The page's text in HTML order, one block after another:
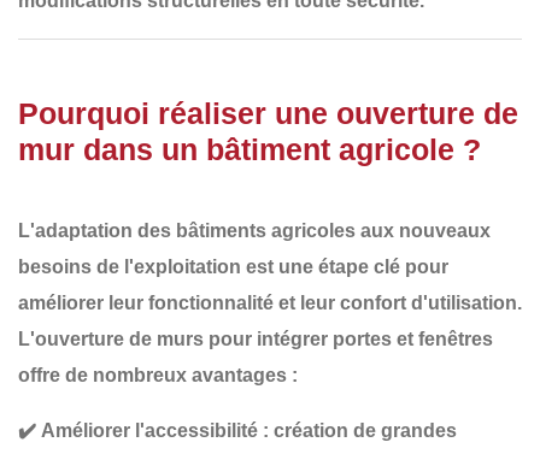
Pourquoi réaliser une ouverture de
mur dans un bâtiment agricole ?
L'adaptation des bâtiments agricoles aux nouveaux
besoins de l'exploitation est une étape clé pour
améliorer leur fonctionnalité et leur confort d'utilisation.
L'ouverture de murs pour intégrer portes et fenêtres
offre de nombreux avantages :
✔️ Améliorer l'accessibilité : création de grandes